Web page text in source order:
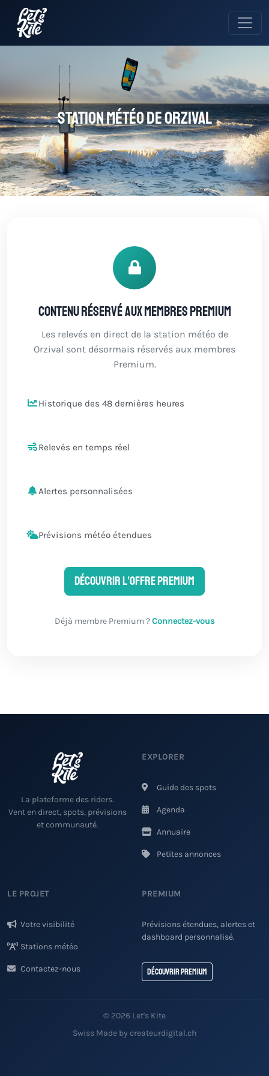
Station météo de Orzival
Contenu réservé aux membres Premium
Les relevés en direct de la station météo de
Orzival sont désormais réservés aux membres
Premium.
Historique des 48 dernières heures
Relevés en temps réel
Alertes personnalisées
Prévisions météo étendues
Découvrir l'offre Premium
Déjà membre Premium ?Connectez-vous
La plateforme des riders.
Vent en direct, spots, prévisions
et communauté.
EXPLORER
Guide des spots
Agenda
Annuaire
Petites annonces
LE PROJET
Votre visibilité
Stations météo
Contactez-nous
PREMIUM
Prévisions étendues, alertes et
dashboard personnalisé.
Découvrir Premium
© 2026 Let's Kite
Swiss Made by createurdigital.ch